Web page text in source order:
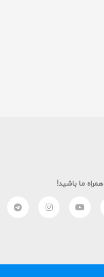
همراه ما باشید!